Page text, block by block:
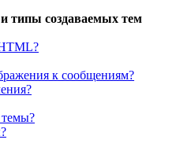
типы создаваемых тем
к сообщениям?